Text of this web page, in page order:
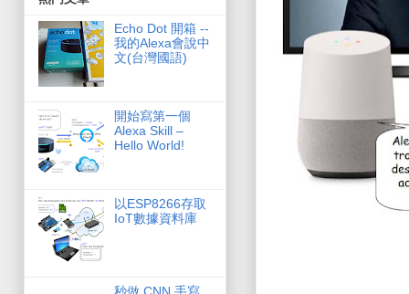
Echo Dot 開箱 --
我的Alexa會說中
文(台灣國語)
開始寫第一個
Alexa Skill –
Hello World!
以ESP8266存取
IoT數據資料庫